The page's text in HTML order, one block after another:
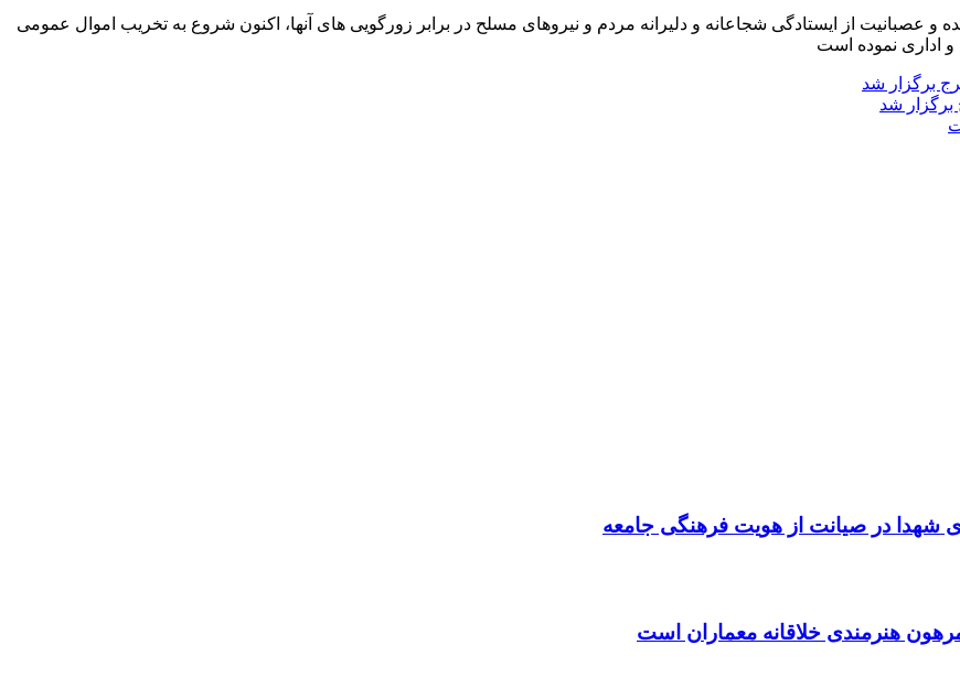
عصبانیت از ایستادگی شجاعانه و دلیرانه مردم و نیروهای مسلح در برابر زورگویی های آنها، اکنون شروع به تخریب اموال عمومی
و اداری نموده است
برگزار شد
شهدا در صیانت از هویت فرهنگی جامعه
هنرمندی خلاقانه معماران است